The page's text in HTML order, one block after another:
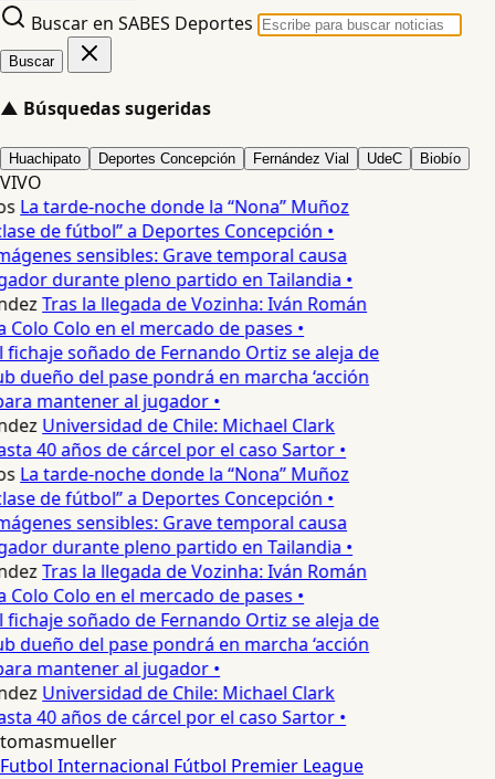
Buscar en SABES Deportes
Buscar
▲ Búsquedas sugeridas
Huachipato Deportes Concepción Fernández Vial UdeC Biobío
VIVO
La tarde-noche donde la “Nona” Muñoz
de fútbol” a Deportes Concepción •
sensibles: Grave temporal causa
durante pleno partido en Tailandia •
Tras la llegada de Vozinha: Iván Román
Colo en el mercado de pases •
fichaje soñado de Fernando Ortiz se aleja de
dueño del pase pondrá en marcha ‘acción
mantener al jugador •
Universidad de Chile: Michael Clark
40 años de cárcel por el caso Sartor •
La tarde-noche donde la “Nona” Muñoz
de fútbol” a Deportes Concepción •
sensibles: Grave temporal causa
durante pleno partido en Tailandia •
Tras la llegada de Vozinha: Iván Román
Colo en el mercado de pases •
fichaje soñado de Fernando Ortiz se aleja de
dueño del pase pondrá en marcha ‘acción
mantener al jugador •
Universidad de Chile: Michael Clark
40 años de cárcel por el caso Sartor •
tomasmueller
Futbol Internacional Fútbol Premier League